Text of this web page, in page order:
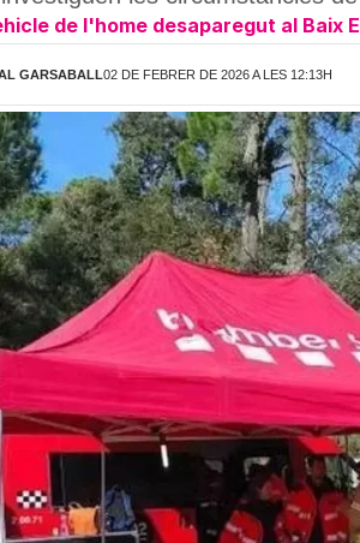
de l'home desaparegut al Baix
GARSABALL02 DE FEBRER DE 2026 A LES 12:13H